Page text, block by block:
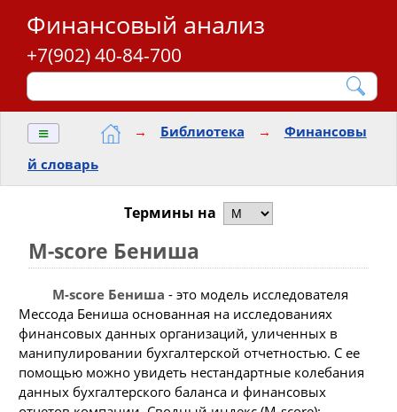
Финансовый анализ
+7(902) 40-84-700
≡ → Библиотека →
Финансовы
й словарь
Термины на
M-score Бениша
M-score Бениша - это модель исследователя
Мессода Бениша основанная на исследованиях
финансовых данных организаций, уличенных в
манипулировании бухгалтерской отчетностью. С ее
помощью можно увидеть нестандартные колебания
данных бухгалтерского баланса и финансовых